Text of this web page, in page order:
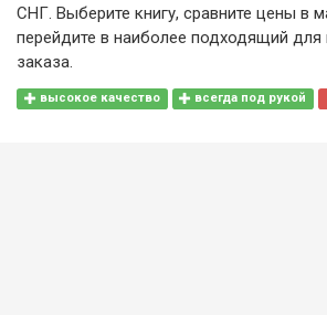
СНГ. Выберите книгу, сравните цены в
перейдите в наиболее подходящий
заказа.
высокое качество всегда под рукой